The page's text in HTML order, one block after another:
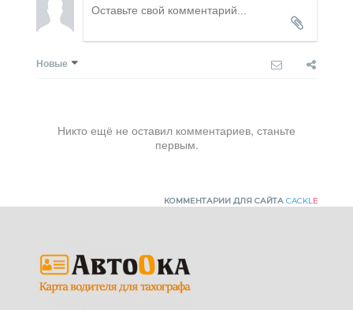
Новые
Никто ещё не оставил комментариев, станьте
первым.
КОММЕНТАРИИ ДЛЯ САЙТА CACKLE